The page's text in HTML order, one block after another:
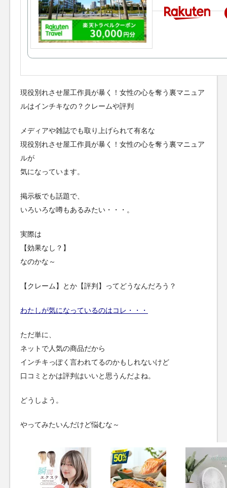
現役別れさせ屋工作員が暴く！女性の心を奪う裏マニュア
ルはインチキなの？クレームや評判
メディアや雑誌でも取り上げられて有名な
現役別れさせ屋工作員が暴く！女性の心を奪う裏マニュア
ルが
気になっています。
掲示板でも話題で、
いろいろな噂もあるみたい・・・。
実際は
【効果なし？】
なのかな～
【クレーム】とか【評判】ってどうなんだろう？
わたしが気になっているのはコレ・・・
ただ単に、
ネットで人気の商品だから
インチキっぽく言われてるのかもしれないけど
口コミとかは評判はいいと思うんだよね。
どうしよう。
やってみたいんだけど悩むな～